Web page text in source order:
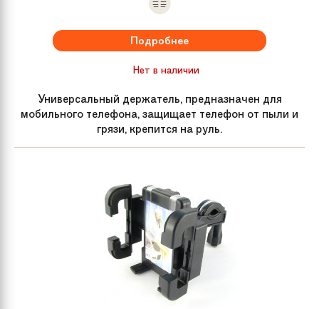
Подробнее
Нет в наличии
Универсальный держатель, предназначен для
мобильного телефона, защищает телефон от пыли и
грязи, крепится на руль.